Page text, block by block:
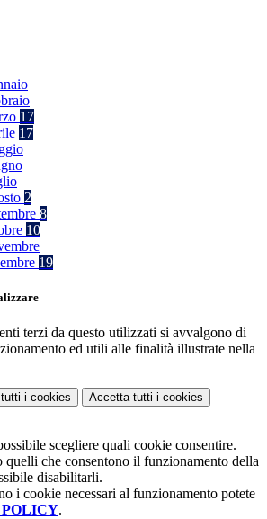
17
17
2
8
10
19
terzi da questo utilizzati si avvalgono di
ed utili alle finalità illustrate nella
i cookies Accetta tutti i cookies
scegliere quali cookie consentire.
quelli che consentono il funzionamento della
disabilitarli.
i cookie necessari al funzionamento potete
.